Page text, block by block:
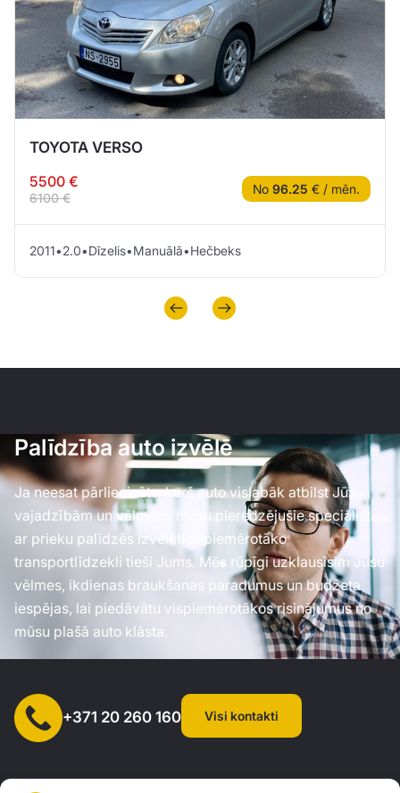
TOYOTA VERSO
5500 €
6100 €
No 96.25 € / mēn.
2011•2.0•Dīzelis•Manuālā•Hečbeks
Palīdzība auto izvēlē
Ja neesat pārliecināts, kurš auto vislabāk atbilst Jūsu
vajadzībām un vēlmēm, mūsu pieredzējušie speciālisti
ar prieku palīdzēs izvēlēties piemērotāko
transportlīdzekli tieši Jums. Mēs rūpīgi uzklausīsim Jūsu
vēlmes, ikdienas braukšanas paradumus un budžeta
iespējas, lai piedāvātu vispiemērotākos risinājumus no
mūsu plašā auto klāsta.
+371 20 260 160 Visi kontakti